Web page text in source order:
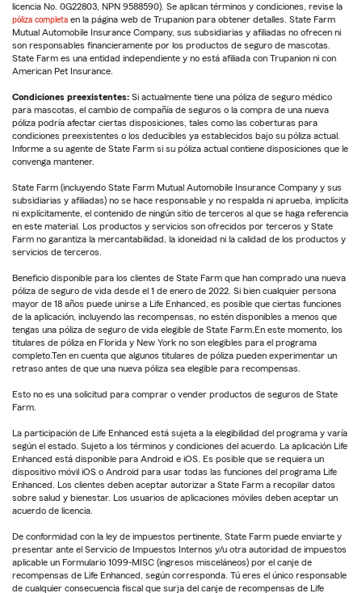
licencia No. 0G22803, NPN 9588590). Se aplican términos y condiciones, revise la
póliza completa en la página web de Trupanion para obtener detalles. State Farm
Mutual Automobile Insurance Company, sus subsidiarias y afiliadas no ofrecen ni
son responsables financieramente por los productos de seguro de mascotas.
State Farm es una entidad independiente y no está afiliada con Trupanion ni con
American Pet Insurance.
Condiciones preexistentes: Si actualmente tiene una póliza de seguro médico
para mascotas, el cambio de compañía de seguros o la compra de una nueva
póliza podría afectar ciertas disposiciones, tales como las coberturas para
condiciones preexistentes o los deducibles ya establecidos bajo su póliza actual.
Informe a su agente de State Farm si su póliza actual contiene disposiciones que le
convenga mantener.
State Farm (incluyendo State Farm Mutual Automobile Insurance Company y sus
subsidiarias y afiliadas) no se hace responsable y no respalda ni aprueba, implícita
ni explícitamente, el contenido de ningún sitio de terceros al que se haga referencia
en este material. Los productos y servicios son ofrecidos por terceros y State
Farm no garantiza la mercantabilidad, la idoneidad ni la calidad de los productos y
servicios de terceros.
Beneficio disponible para los clientes de State Farm que han comprado una nueva
póliza de seguro de vida desde el 1 de enero de 2022. Si bien cualquier persona
mayor de 18 años puede unirse a Life Enhanced, es posible que ciertas funciones
de la aplicación, incluyendo las recompensas, no estén disponibles a menos que
tengas una póliza de seguro de vida elegible de State Farm.En este momento, los
titulares de póliza en Florida y New York no son elegibles para el programa
completo.Ten en cuenta que algunos titulares de póliza pueden experimentar un
retraso antes de que una nueva póliza sea elegible para recompensas.
Esto no es una solicitud para comprar o vender productos de seguros de State
Farm.
La participación de Life Enhanced está sujeta a la elegibilidad del programa y varía
según el estado. Sujeto a los términos y condiciones del acuerdo. La aplicación Life
Enhanced está disponible para Android e iOS. Es posible que se requiera un
dispositivo móvil iOS o Android para usar todas las funciones del programa Life
Enhanced. Los clientes deben aceptar autorizar a State Farm a recopilar datos
sobre salud y bienestar. Los usuarios de aplicaciones móviles deben aceptar un
acuerdo de licencia.
De conformidad con la ley de impuestos pertinente, State Farm puede enviarte y
presentar ante el Servicio de Impuestos Internos y/u otra autoridad de impuestos
aplicable un Formulario 1099-MISC (ingresos misceláneos) por el canje de
recompensas de Life Enhanced, según corresponda. Tú eres el único responsable
de cualquier consecuencia fiscal que surja del canje de recompensas de Life